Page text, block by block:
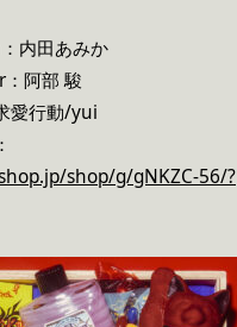
内田あみか
阿部 駿
愛行動/yui
shop/g/gNKZC-56/?